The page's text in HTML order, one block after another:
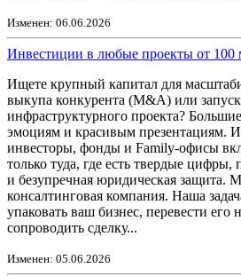
Изменен: 06.06.2026
Инвестиции в любые проекты от 100
Ищете крупный капитал для
выкупа конкурента (M&A) или
инфраструктурного проекта?
эмоциям и красивым презентациям.
инвесторы, фонды и Family-офисы
только туда, где есть твердые цифры,
и безупречная юридическая
консалтинговая компания. Наша
упаковать ваш бизнес, перевести его
сопроводить сделку...
Изменен: 05.06.2026